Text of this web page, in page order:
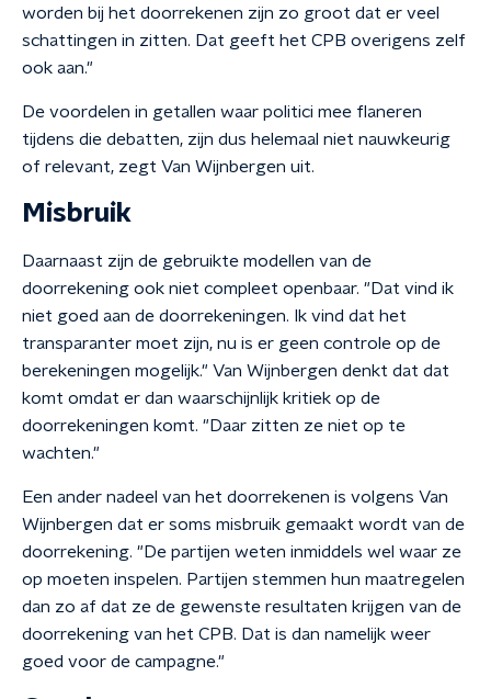
worden bij het doorrekenen zijn zo groot dat er veel
schattingen in zitten. Dat geeft het CPB overigens zelf
ook aan."
De voordelen in getallen waar politici mee flaneren
tijdens die debatten, zijn dus helemaal niet nauwkeurig
of relevant, zegt Van Wijnbergen uit.
Misbruik
Daarnaast zijn de gebruikte modellen van de
doorrekening ook niet compleet openbaar. "Dat vind ik
niet goed aan de doorrekeningen. Ik vind dat het
transparanter moet zijn, nu is er geen controle op de
berekeningen mogelijk." Van Wijnbergen denkt dat dat
komt omdat er dan waarschijnlijk kritiek op de
doorrekeningen komt. "Daar zitten ze niet op te
wachten."
Een ander nadeel van het doorrekenen is volgens Van
Wijnbergen dat er soms misbruik gemaakt wordt van de
doorrekening. "De partijen weten inmiddels wel waar ze
op moeten inspelen. Partijen stemmen hun maatregelen
dan zo af dat ze de gewenste resultaten krijgen van de
doorrekening van het CPB. Dat is dan namelijk weer
goed voor de campagne."